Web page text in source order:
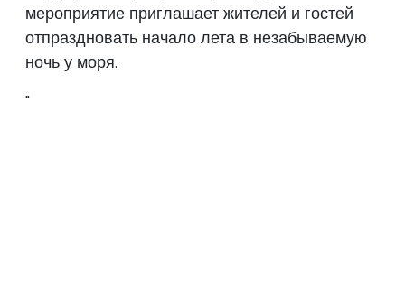
мероприятие приглашает жителей и гостей
отпраздновать начало лета в незабываемую
ночь у моря.
"